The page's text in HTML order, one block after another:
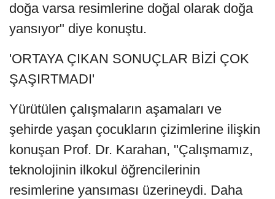
doğa varsa resimlerine doğal olarak doğa
yansıyor" diye konuştu.
'ORTAYA ÇIKAN SONUÇLAR BİZİ ÇOK
ŞAŞIRTMADI'
Yürütülen çalışmaların aşamaları ve
şehirde yaşan çocukların çizimlerine ilişkin
konuşan Prof. Dr. Karahan, "Çalışmamız,
teknolojinin ilkokul öğrencilerinin
resimlerine yansıması üzerineydi. Daha